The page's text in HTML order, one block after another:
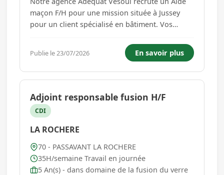
maçon F/H pour une mission située à Jussey
pour un client spécialisé en bâtiment. Vos
chantier - Participer aux travaux de
construction et de rénovation - Aider au
montage des murs, cloisons et ...
Publie le 23/07/2026 En savoir plus
Adjoint responsable fusion H/F
CDI
LA ROCHERE
70 - PASSAVANT LA ROCHERE
35H/semaine Travail en journée
5 An(s) - dans domaine de la fusion du verre